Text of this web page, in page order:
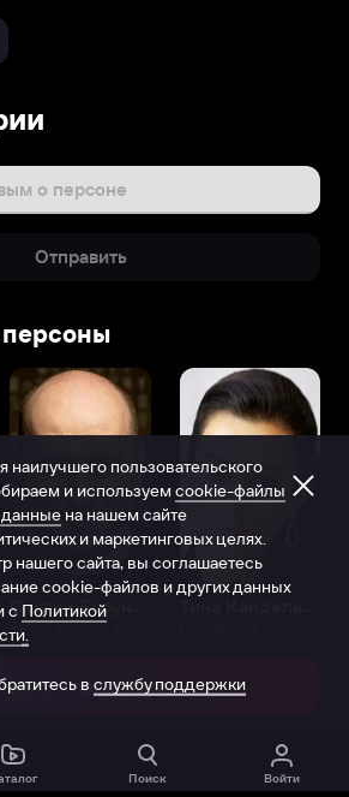
о персоне
Отправить
Актёр дубляжа
в приложении
Поиск Войти
наилучшего пользовательского
и используем cookie-файлы
данные на нашем сайте
и маркетинговых целях.
нашего сайта, вы соглашаетесь
cookie-файлов и других данных
с Политикой
в службу поддержки